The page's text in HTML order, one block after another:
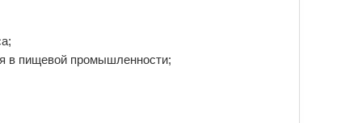
в пищевой промышленности;